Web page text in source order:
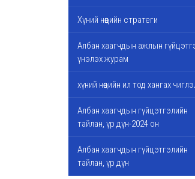
Хүний нөөцийн стратеги
Албан хаагчдын ажлын
үнэлэх журам
хүний нөөцийн ил тод хангах
Албан хаагчдын гүйцэтгэлийн
тайлан, үр дүн-2024 он
Албан хаагчдын гүйцэтгэлийн
тайлан, үр дүн